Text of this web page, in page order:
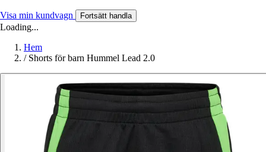
Visa min kundvagn Fortsätt handla
Loading...
Hem
/ Shorts för barn Hummel Lead 2.0